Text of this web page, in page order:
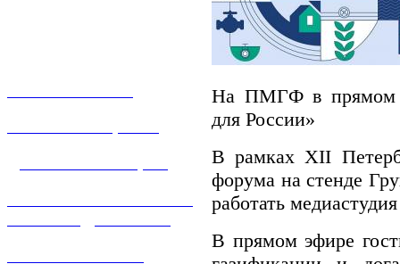
На ПМГФ в прямом
для России»
В рамках XII
форума на стенде
работать
В прямом эфире